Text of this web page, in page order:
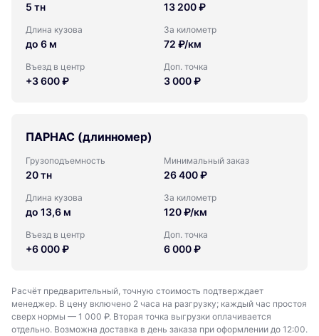
5 тн 13 200 ₽
Длина кузова
до 6 м
За километр
72 ₽/км
Въезд в центр
+3 600 ₽
Доп. точка
3 000 ₽
ПАРНАС (длинномер)
Грузоподъемность
20 тн
Минимальный заказ
26 400 ₽
Длина кузова
до 13,6 м
За километр
120 ₽/км
Въезд в центр
+6 000 ₽
Доп. точка
6 000 ₽
Расчёт предварительный, точную стоимость подтверждает
менеджер. В цену включено 2 часа на разгрузку; каждый час простоя
сверх нормы — 1 000 ₽. Вторая точка выгрузки оплачивается
отдельно. Возможна доставка в день заказа при оформлении до 12:00.